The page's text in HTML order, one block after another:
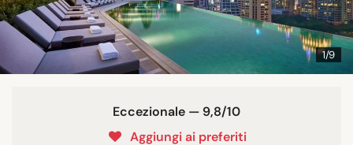
1/9
Eccezionale — 9,8/10
Aggiungi ai preferiti